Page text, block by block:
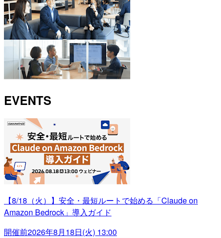
EVENTS
【8/18（火）】安全・最短ルートで始める「Claude on
Amazon Bedrock」導入ガイド
開催前2026年8月18日(火) 13:00